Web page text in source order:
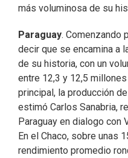
más voluminosa de su
Paraguay. Comenzando
decir que se encamina a
de su historia, con un
entre 12,3 y 12,5
principal, la producción
estimó Carlos Sanabria,
Paraguay en dialogo con
En el Chaco, sobre unas
rendimiento promedio